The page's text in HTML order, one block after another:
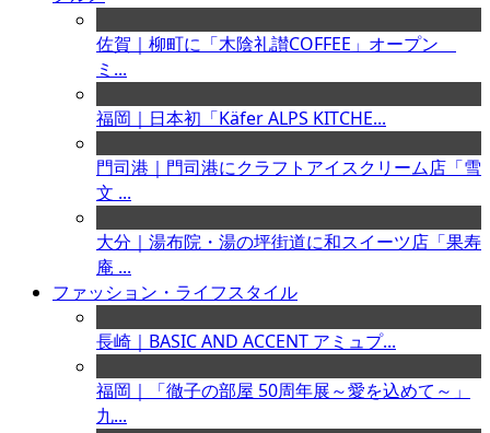
佐賀｜柳町に「木陰礼讃COFFEE」オープン
ミ...
福岡｜日本初「Käfer ALPS KITCHE...
門司港｜門司港にクラフトアイスクリーム店「雪
文 ...
大分｜湯布院・湯の坪街道に和スイーツ店「果寿
庵 ...
ファッション・ライフスタイル
長崎｜BASIC AND ACCENT アミュプ...
福岡｜「徹子の部屋 50周年展～愛を込めて～」
九...